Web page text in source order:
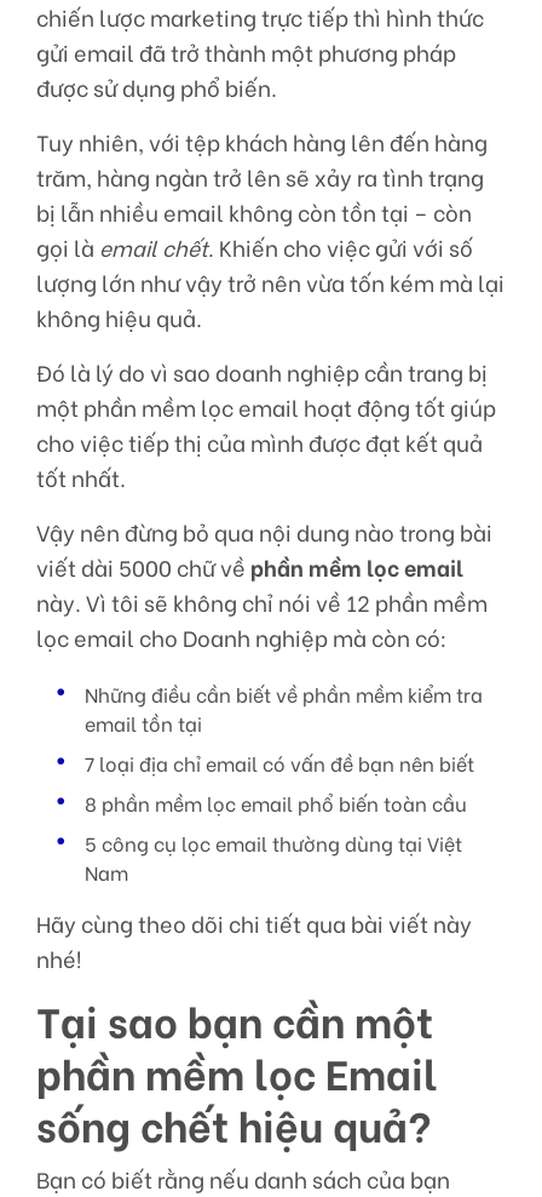
chiến lược marketing trực tiếp thì hình thức
gửi email đã trở thành một phương pháp
được sử dụng phổ biến.
Tuy nhiên, với tệp khách hàng lên đến hàng
trăm, hàng ngàn trở lên sẽ xảy ra tình trạng
bị lẫn nhiều email không còn tồn tại – còn
gọi là email chết. Khiến cho việc gửi với số
lượng lớn như vậy trở nên vừa tốn kém mà lại
không hiệu quả.
Đó là lý do vì sao doanh nghiệp cần trang bị
một phần mềm lọc email hoạt động tốt giúp
cho việc tiếp thị của mình được đạt kết quả
tốt nhất.
Vậy nên đừng bỏ qua nội dung nào trong bài
viết dài 5000 chữ về phần mềm lọc email
này. Vì tôi sẽ không chỉ nói về 12 phần mềm
lọc email cho Doanh nghiệp mà còn có:
Những điều cần biết về phần mềm kiểm tra
email tồn tại
7 loại địa chỉ email có vấn đề bạn nên biết
8 phần mềm lọc email phổ biến toàn cầu
5 công cụ lọc email thường dùng tại Việt
Nam
Hãy cùng theo dõi chi tiết qua bài viết này
nhé!
Tại sao bạn cần một
phần mềm lọc Email
sống chết hiệu quả?
Bạn có biết rằng nếu danh sách của bạn